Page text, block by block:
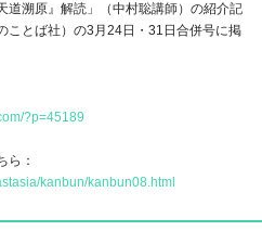
道溯原』解読」（中村聡講師）の紹介記
ことば社）の3月24日・31日合併号に掲
?p=45189
ら：
kanbun/kanbun08.html